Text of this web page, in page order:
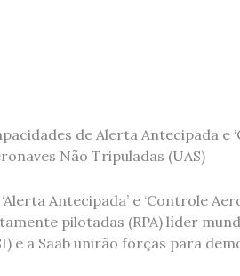
de Alerta Antecipada e
Não Tripuladas (UAS)
Antecipada’ e ‘Controle
pilotadas (RPA) líder
e a Saab unirão forças para